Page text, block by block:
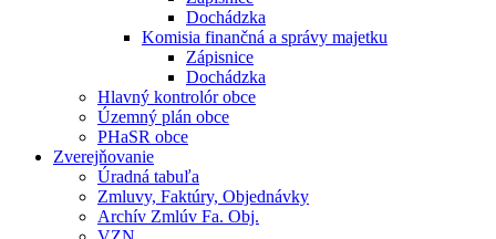
Dochádzka
Komisia finančná a správy majetku
Zápisnice
Dochádzka
Hlavný kontrolór obce
Územný plán obce
PHaSR obce
Zverejňovanie
Úradná tabuľa
Zmluvy, Faktúry, Objednávky
Archív Zmlúv Fa. Obj.